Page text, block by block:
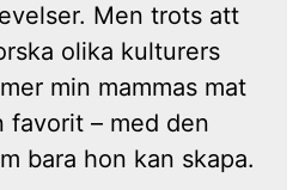
Men trots att
olika kulturers
min mammas mat
favorit – med den
bara hon kan skapa.